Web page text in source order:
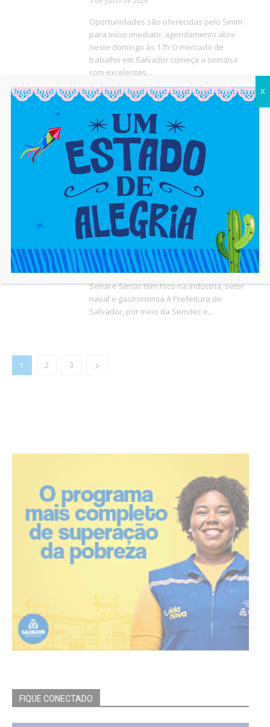
Oportunidades são oferecidas pelo Simm
para início imediato; agendamento abre
neste domingo às 17h O mercado de
trabalho em Salvador começa a semana
com excelentes...
Simm oferece 446 vagas
30 de junho de 2026
Oportunidades incluem vagas de Primeiro
Emprego, Jovem Aprendiz e ampla seleção
para telemarketing; agendamento começa
hoje (29) às 17h Se você está em busca de...
Prefeitura abre 150 vagas
em cursos com auxílio-
transporte
19 de junho de 2026
Capacitações presenciais em parceria com
Senai e Senac têm foco na indústria, setor
naval e gastronomia A Prefeitura de
Salvador, por meio da Semdec e...
1 2 3
FIQUE CONECTADO
X